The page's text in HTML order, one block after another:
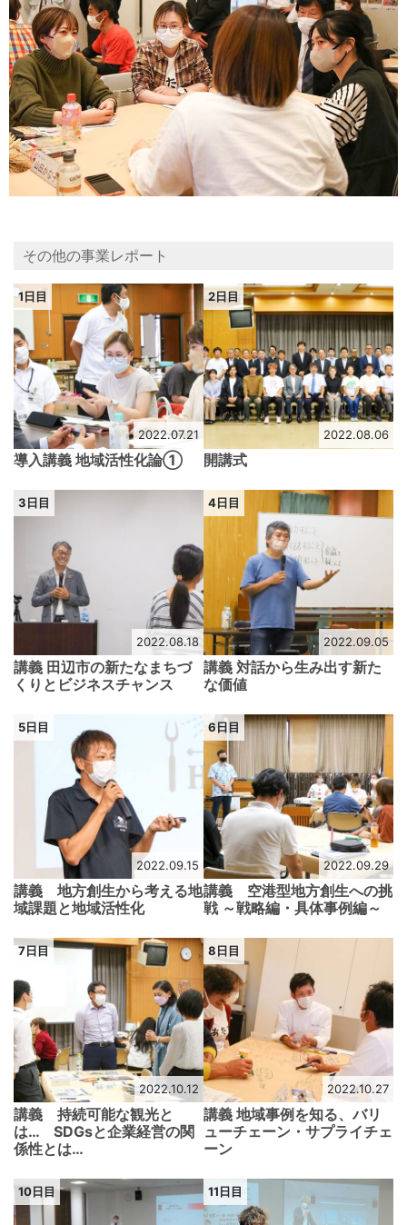
その他の事業レポート
1日目
2022.07.21
導入講義 地域活性化論➀
2日目
2022.08.06
開講式
3日目
2022.08.18
講義 田辺市の新たなまちづ
くりとビジネスチャンス
4日目
2022.09.05
講義 対話から生み出す新た
な価値
5日目
2022.09.15
講義 地方創生から考える地
域課題と地域活性化
6日目
2022.09.29
講義 空港型地方創生への挑
戦 ～戦略編・具体事例編～
7日目
2022.10.12
講義 持続可能な観光と
は… SDGsと企業経営の関
係性とは…
8日目
2022.10.27
講義 地域事例を知る、バリ
ューチェーン・サプライチェ
ーン
10日目 11日目